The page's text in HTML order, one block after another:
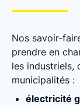
Nos savoir-
prendre en
les industriels,
municipalités :
électricité